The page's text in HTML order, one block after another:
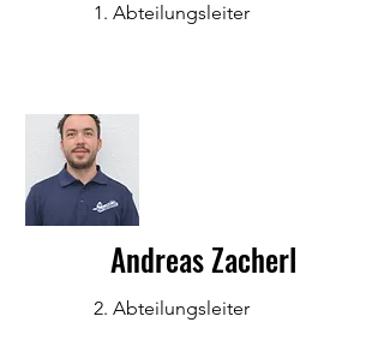
1. Abteilungsleiter
Andreas Zacherl
2. Abteilungsleiter